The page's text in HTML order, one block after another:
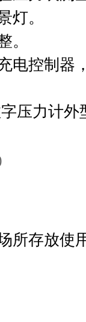
景灯。
。
电控制器
压力计外
所存放使